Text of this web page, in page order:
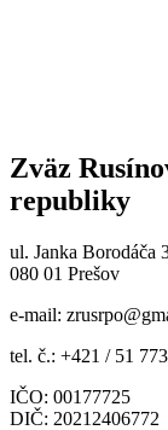
Zväz
republiky
ul. Janka Borodáča
080 01 Prešov
e-mail:
tel. č.: +421 / 51
IČO: 00177725
DIČ: 20212406772